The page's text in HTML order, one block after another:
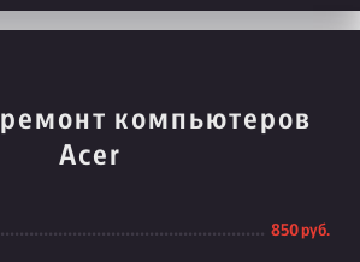
компьютеров
Acer
850 руб.